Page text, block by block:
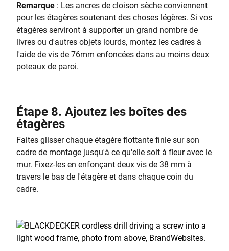
Remarque : Les ancres de cloison sèche conviennent
pour les étagères soutenant des choses légères. Si vos
étagères serviront à supporter un grand nombre de
livres ou d'autres objets lourds, montez les cadres à
l'aide de vis de 76mm enfoncées dans au moins deux
poteaux de paroi.
Étape 8. Ajoutez les boîtes des
étagères
Faites glisser chaque étagère flottante finie sur son
cadre de montage jusqu'à ce qu'elle soit à fleur avec le
mur. Fixez-les en enfonçant deux vis de 38 mm à
travers le bas de l'étagère et dans chaque coin du
cadre.